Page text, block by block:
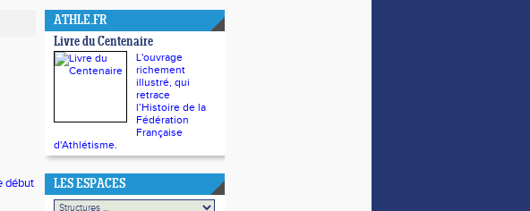
début
ATHLE.FR
Livre du Centenaire
L'ouvrage
richement
illustré, qui
retrace
l’Histoire de la
Fédération
Française
d'Athlétisme.
LES ESPACES